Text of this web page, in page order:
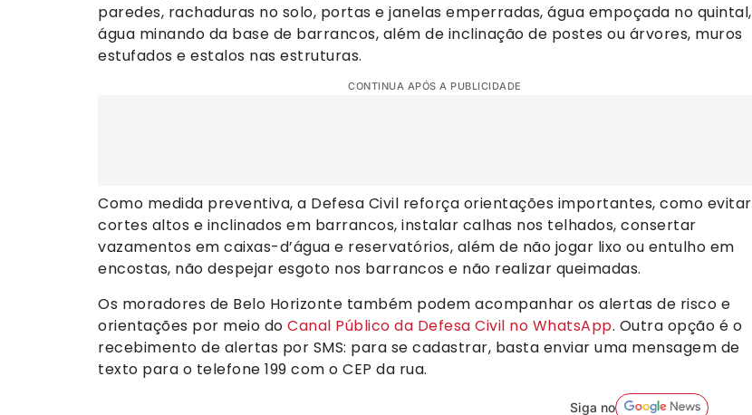
paredes, rachaduras no solo, portas e janelas emperradas, água empoçada no quintal,
água minando da base de barrancos, além de inclinação de postes ou árvores, muros
estufados e estalos nas estruturas.
CONTINUA APÓS A PUBLICIDADE
Como medida preventiva, a Defesa Civil reforça orientações importantes, como evitar
cortes altos e inclinados em barrancos, instalar calhas nos telhados, consertar
vazamentos em caixas-d’água e reservatórios, além de não jogar lixo ou entulho em
encostas, não despejar esgoto nos barrancos e não realizar queimadas.
Os moradores de Belo Horizonte também podem acompanhar os alertas de risco e
orientações por meio do Canal Público da Defesa Civil no WhatsApp. Outra opção é o
recebimento de alertas por SMS: para se cadastrar, basta enviar uma mensagem de
texto para o telefone 199 com o CEP da rua.
Siga no